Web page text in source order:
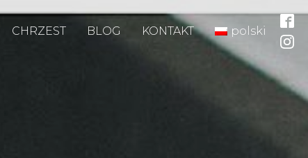
CHRZEST BLOG KONTAKT polski